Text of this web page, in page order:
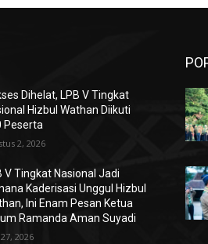
Dihelat, LPB V Tingkat
Hizbul Wathan Diikuti
Peserta
2, 2026
V Tingkat Nasional Jadi
Kaderisasi Unggul Hizbul
Ini Enam Pesan Ketua
Ramanda Aman Suyadi
2026